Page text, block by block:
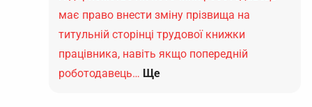
має право внести зміну прізвища на
титульній сторінці трудової книжки
працівника, навіть якщо попередній
роботодавець… Ще